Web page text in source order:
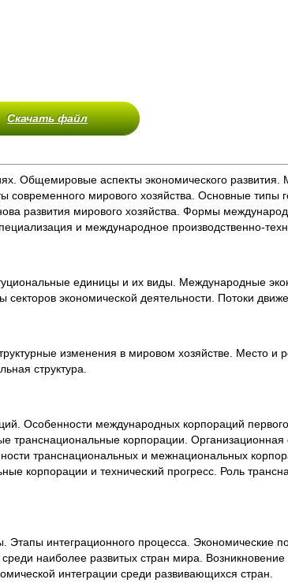
Скачать файл
Общемировые аспекты экономического развития.
мирового хозяйства. Основные типы
развития мирового хозяйства. Формы
и международное производственно-
единицы и их виды. Международные
экономической деятельности. Потоки
изменения в мировом хозяйстве. Место и
структура.
Особенности международных корпораций
корпорации. Организационная
транснациональных и межнациональных
корпорации и технический прогресс. Роль
интеграционного процесса. Экономические
наиболее развитых стран мира. Возникновение
интеграции среди развивающихся стран.